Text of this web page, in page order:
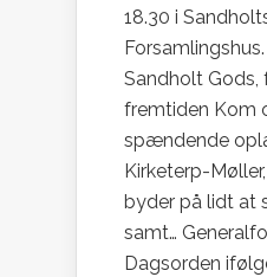
18.30 i
Sandholt Gods,
fremtiden Kom
spændende
Kirketerp-
byder på lidt at
samt…
Dagsorden